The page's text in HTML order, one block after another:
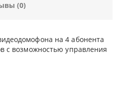
(0)
на 4 абонента
с возможностью управления